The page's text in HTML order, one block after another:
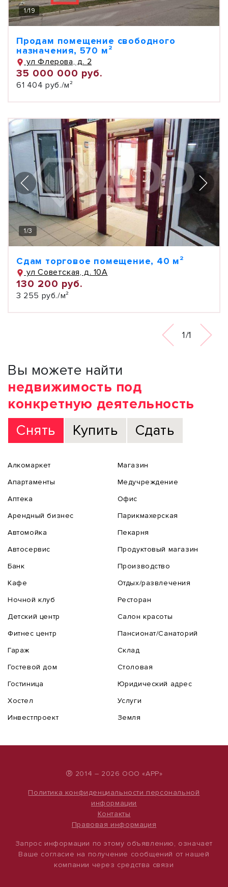
1/19
Продам помещение свободного
назначения, 570 м²
ул Флерова, д. 2
35 000 000 руб.
61 404 руб./м²
1/3
Сдам торговое помещение, 40 м²
ул Советская, д. 10А
130 200 руб.
3 255 руб./м²
1/1
Вы можете найти
недвижимость под
конкретную деятельность
Снять
Купить Сдать
Алкомаркет
Апартаменты
Аптека
Арендный бизнес
Автомойка
Автосервис
Банк
Кафе
Ночной клуб
Детский центр
Фитнес центр
Гараж
Гостевой дом
Гостиница
Хостел
Инвестпроект
Магазин
Медучреждение
Офис
Парикмахерская
Пекарня
Продуктовый магазин
Производство
Отдых/развлечения
Ресторан
Салон красоты
Пансионат/Санаторий
Склад
Столовая
Юридический адрес
Услуги
Земля
® 2014 – 2026 ООО «АРР»
Политика конфиденциальности персональной
информации
Контакты
Правовая информация
Запрос информации по этому объявлению, означает
Ваше согласие на получение сообщений от нашей
компании через средства связи